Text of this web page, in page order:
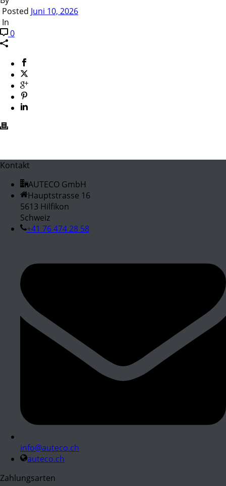
Posted Juni 10, 2026
In
0
Kontakt
AUTECO GmbH
Hauptstrasse 16
5613 Hilfikon
Schweiz
+41 76 474 28 58
info@auteco.ch
auteco.ch
Zahlungsarten